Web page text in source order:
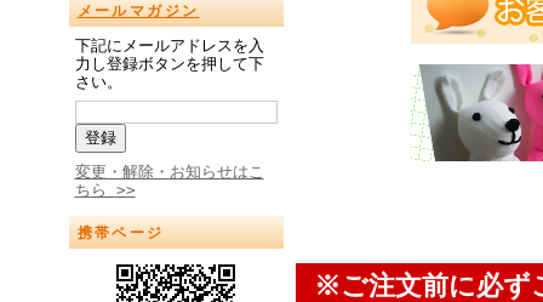
メールマガジン
下記にメールアドレスを入
力し登録ボタンを押して下
さい。
変更・解除・お知らせはこ
ちら >>
携帯ページ
※ご注文前に必ず